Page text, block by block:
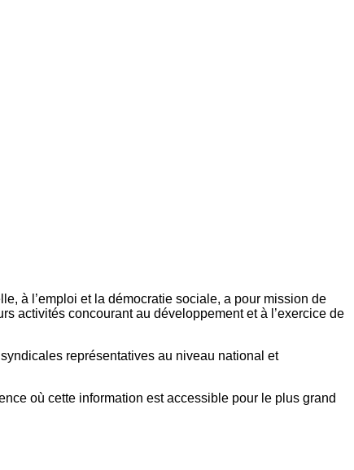
à l’emploi et la démocratie sociale, a pour mission de
activités concourant au développement et à l’exercice de
représentatives au niveau national et
où cette information est accessible pour le plus grand